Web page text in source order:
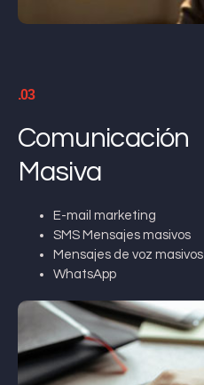
.03
Comunicación
Masiva
E-mail marketing
SMS Mensajes masivos
Mensajes de voz masivos
WhatsApp